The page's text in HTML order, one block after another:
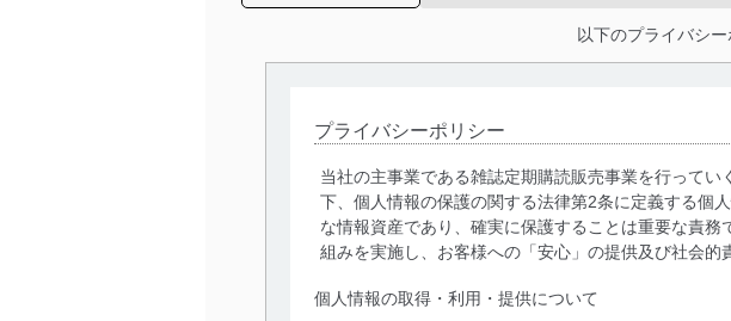
以下のプライバシ
プライバシーポリシー
当社の主事業である雑誌定期購読販売事業を行って
下、個人情報の保護の関する法律第2条に定義する個
な情報資産であり、確実に保護することは重要な責
組みを実施し、お客様への「安心」の提供及び社会的
個人情報の取得・利用・提供について